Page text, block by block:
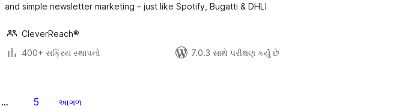
and simple newsletter marketing – just like Spotify, Bugatti & DHL!
CleverReach®
400+ સક્રિય સ્થાપનો
7.0.3 સાથે પરીક્ષણ કર્યું છે
… 5 આગળ